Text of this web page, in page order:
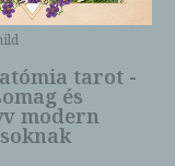
tarot -
és
modern